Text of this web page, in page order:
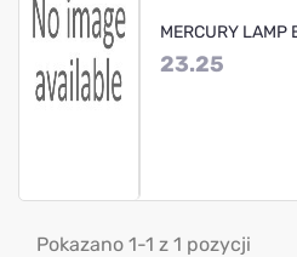
MERCURY
23.25
Pokazano 1-1 z 1 pozycji